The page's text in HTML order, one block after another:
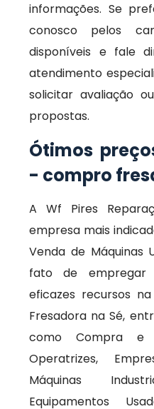
informações. Se
conosco pelos
disponíveis e fale
atendimento
solicitar avaliação
propostas.
Ótimos
- compro
A Wf Pires
empresa mais
Venda de Máquinas
fato de
eficazes recursos
Fresadora na Sé,
como Compra e
Operatrizes,
Máquinas
Equipamentos